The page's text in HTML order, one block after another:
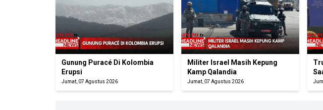
Gunung Puracé Di Kolombia
Erupsi
Jumat, 07 Agustus 2026
Militer Israel Masih Kepung
Kamp Qalandia
Jumat, 07 Agustus 2026